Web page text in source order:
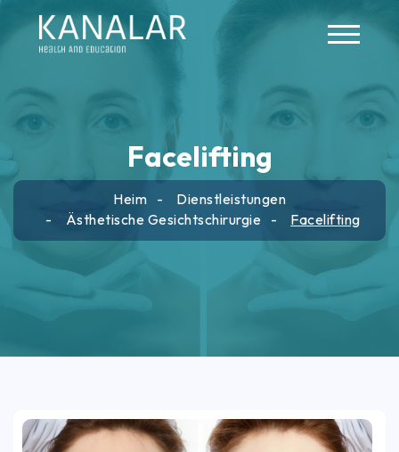
Facelifting
Heim
Dienstleistungen
Ästhetische Gesichtschirurgie
Facelifting